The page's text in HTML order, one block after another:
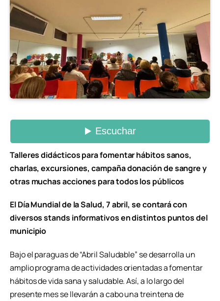
Talleres didácticos para fomentar hábitos sanos,
charlas, excursiones, campaña donación de sangre y
otras muchas acciones para todos los públicos
El Día Mundial de la Salud, 7 abril, se contará con
diversos stands informativos en distintos puntos del
municipio
Bajo el paraguas de “Abril Saludable” se desarrolla un
amplio programa de actividades orientadas a fomentar
hábitos de vida sana y saludable. Así, a lo largo del
presente mes se llevarán a cabo una treintena de